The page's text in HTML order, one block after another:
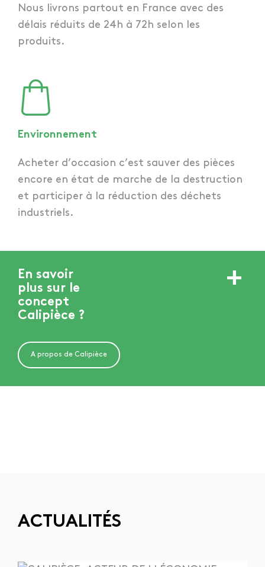
Nous livrons partout en France avec des
délais réduits de 24h à 72h selon les
produits.
Environnement
Acheter d’occasion c’est sauver des pièces
encore en état de marche de la destruction
et participer à la réduction des déchets
industriels.
En savoir
plus sur le
concept
Calipièce ?
A propos de Calipièce
+
ACTUALITÉS